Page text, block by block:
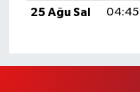
25 Ağu Sal
04:45